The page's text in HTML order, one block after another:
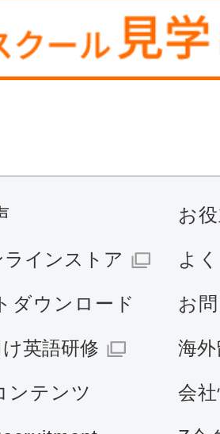
お
インストア よ
ダウンロード お
英語研修 海
ンテンツ 会